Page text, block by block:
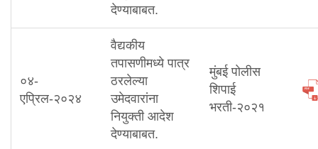
देण्याबाबत.
०४-
एप्रिल-२०२४
वैद्यकीय
तपासणीमध्ये पात्र
ठरलेल्या
उमेदवारांना
नियुक्ती आदेश
देण्याबाबत.
मुंबई पोलीस
शिपाई
भरती-२०२१